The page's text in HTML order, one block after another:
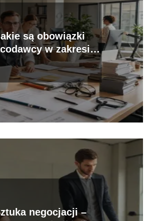
są obowiązki
w zakresie
dla pracowników?
negocjacji –